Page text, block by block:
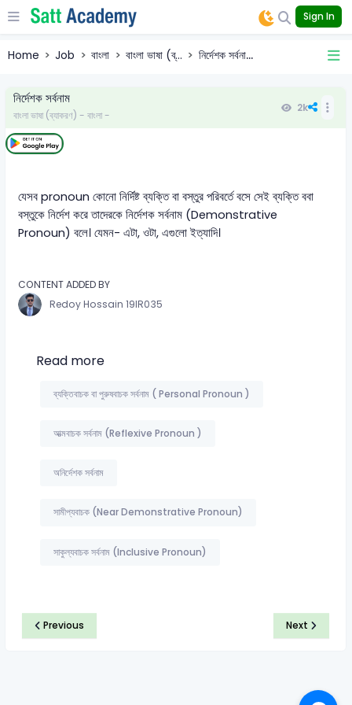
Sign In
Home Job বাংলা বাংলা ভাষা (ব্... নির্দেশক সর্বনা...
নির্দেশক সর্বনাম
বাংলা ভাষা (ব্যাকরণ) - বাংলা -
2k
যেসব pronoun কোনো নির্দিষ্ট ব্যক্তি বা বস্তুর পরিবর্তে বসে সেই ব্যক্তি ববা
বস্তুকে নির্দেশ করে তাদেরকে নির্দেশক সর্বনাম (Demonstrative
Pronoun) বলে। যেমন- এটা, ওটা, এগুলো ইত্যাদি।
CONTENT ADDED BY
Redoy Hossain 19IR035
Read more
ব্যক্তিবাচক বা পুরুষবাচক সর্বনাম ( Personal Pronoun )
আত্মবাচক সর্বনাম (Reflexive Pronoun )
অনির্দেশক সর্বনাম
সামীপ্যবাচক (Near Demonstrative Pronoun)
সাকুল্যবাচক সর্বনাম (Inclusive Pronoun)
Previous Next